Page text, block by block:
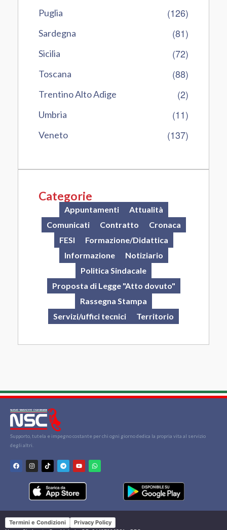
Puglia (126)
Sardegna (81)
Sicilia (72)
Toscana (88)
Trentino Alto Adige (2)
Umbria (11)
Veneto (137)
Categorie
Appuntamenti
Attualità
Comunicati
Contratto
Cronaca
FESI
Formazione/Didattica
Informazione
Notiziario
Politica Sindacale
Proposta di Legge "Atto dovuto"
Rassegna Stampa
Servizi/uffici tecnici
Territorio
Supporto, tutela e impegno costante per chi ogni giorno dedica la propria vita al servizio
degli altri.
Termini e Condizioni Privacy Policy